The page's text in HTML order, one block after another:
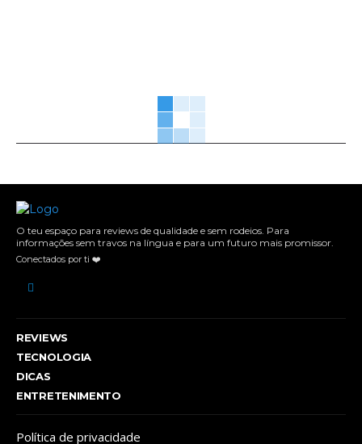
O teu espaço para reviews de qualidade e sem rodeios. Para
informações sem travos na língua e para um futuro mais promissor.
Conectados por ti ❤️
REVIEWS
TECNOLOGIA
DICAS
ENTRETENIMENTO
Política de privacidade